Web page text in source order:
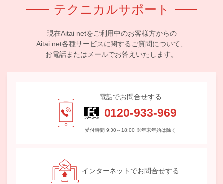
テクニカルサポート
現在Aitai netをご利用中のお客様方からの
Aitai net各種サービスに関するご質問について、
お電話またはメールでお答えいたします。
電話でお問合せする
0120-933-969
受付時間 9:00～18:00 ※年末年始は除く
インターネットでお問合せする